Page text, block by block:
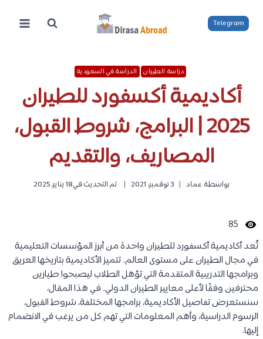
المحتوى
Telegram
دراسة الطيران الدراسة في السعودية
أكاديمية أكسفورد للطيران
2025 | البرامج، شروط القبول،
المصاريف، والتقديم
بواسطة عماد 3 نوفمبر، 2021 تم التحديث في18 يناير، 2025
85
تُعد أكاديمية أكسفورد للطيران واحدة من أبرز المؤسسات التعليمية
في مجال الطيران على مستوى العالم. تتميز الأكاديمية بتاريخها العريق
وبرامجها التدريبية المتقدمة التي تؤهل الطلاب ليصبحوا طيارين
محترفين وفقًا لأعلى معايير الطيران الدولي. في هذا المقال،
سنستعرض تفاصيل الأكاديمية، برامجها المختلفة، شروط القبول،
الرسوم الدراسية، وأهم المعلومات التي تهم كل من يرغب في الانضمام
إليها.